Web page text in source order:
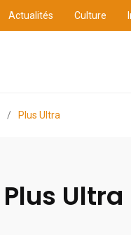
Actualités Culture
/ Plus Ultra
Plus Ultra